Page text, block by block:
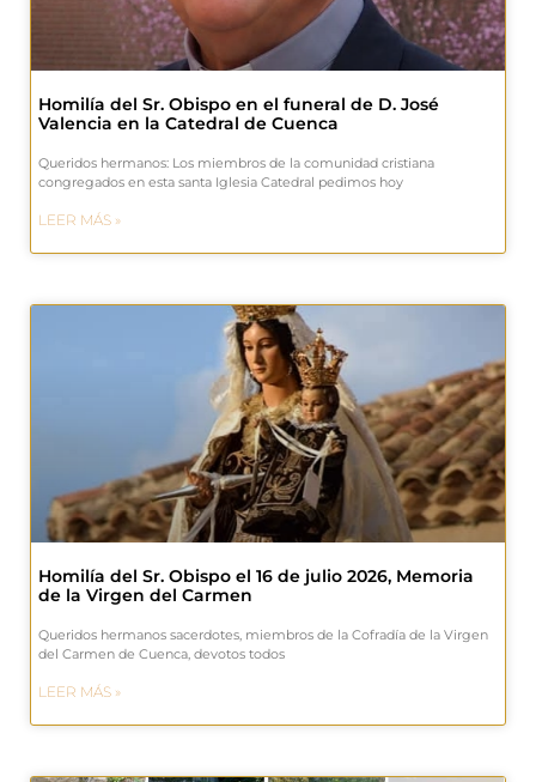
Homilía del Sr. Obispo en el funeral de D. José
Valencia en la Catedral de Cuenca
Queridos hermanos: Los miembros de la comunidad cristiana
congregados en esta santa Iglesia Catedral pedimos hoy
LEER MÁS »
Homilía del Sr. Obispo el 16 de julio 2026, Memoria
de la Virgen del Carmen
Queridos hermanos sacerdotes, miembros de la Cofradía de la Virgen
del Carmen de Cuenca, devotos todos
LEER MÁS »